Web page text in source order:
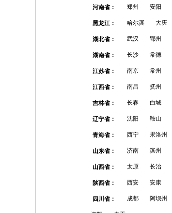
河南省： 郑州 安阳
黑龙江： 哈尔滨 大庆
湖北省： 武汉 鄂州
湖南省： 长沙 常德
江苏省： 南京 常州
江西省： 南昌 抚州
吉林省： 长春 白城
辽宁省： 沈阳 鞍山
青海省： 西宁 果洛州
山东省： 济南 滨州
山西省： 太原 长治
陕西省： 西安 安康
四川省： 成都 阿坝州